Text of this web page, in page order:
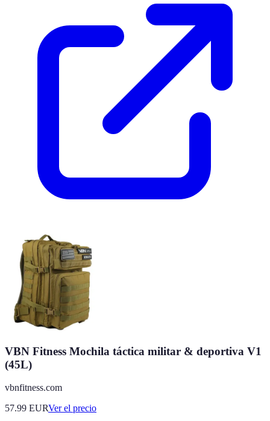
VBN Fitness Mochila táctica militar & deportiva V1
(45L)
vbnfitness.com
57.99 EURVer el precio